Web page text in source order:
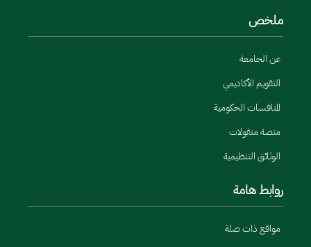
ملخص
عن الجامعة
التقويم الأكاديمي
المنافسات الحكومية
منصة منقولات
الوثائق التنظيمية
روابط هامة
مواقع ذات صلة